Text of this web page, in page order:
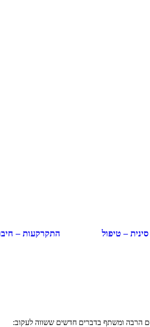
– טיפול
התקרקעות –
הרבה ומשתף בדברים חדשים ששווה לעקוב: